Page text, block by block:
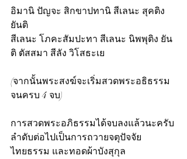
อิมานิ ปัญจะ สิกขาปทานิ สีเลนะ สุคติง
ยันติ
สีเลนะ โภคะสัมปะทา สีเลนะ นิพพุติง ยัน
ติ ตัสสมา สีลัง วิโสธะเย
(จากนั้นพระสงฆ์จะเริ่มสวดพระอธิธรรม
จนครบ 4 จบ)
การสวดพระอภิธรรมได้จบลงแล้วนะครับ
ลำดับต่อไปเป็นการถวายจตุปัจจัย
ไทยธรรม และทอดผ้าบังสุกุล